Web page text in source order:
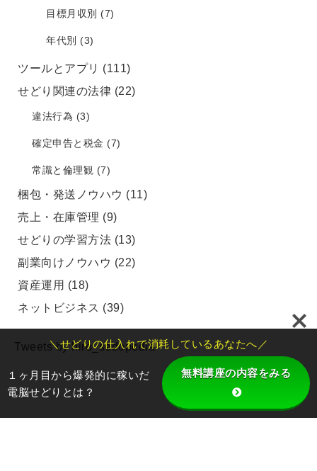
目標月収別 (7)
年代別 (3)
ツールとアプリ (111)
せどり関連の法律 (22)
違法行為 (3)
確定申告と税金 (7)
常識と倫理観 (7)
梱包・発送ノウハウ (11)
売上・在庫管理 (9)
せどりの学習方法 (13)
副業向けノウハウ (22)
資産運用 (18)
ネットビジネス (39)
Tweets by hiro_sedopedia
＼せどりの仕入れで消耗しているあなたへ／
１ヶ月目から爆発的に稼いだ
電脳せどりとは？
無料講座の内容をみる